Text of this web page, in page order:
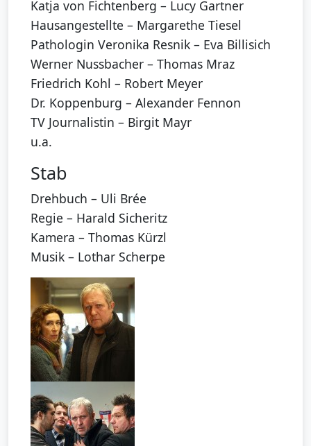
Katja von Fichtenberg – Lucy Gartner
Hausangestellte – Margarethe Tiesel
Pathologin Veronika Resnik – Eva Billisich
Werner Nussbacher – Thomas Mraz
Friedrich Kohl – Robert Meyer
Dr. Koppenburg – Alexander Fennon
TV Journalistin – Birgit Mayr
u.a.
Stab
Drehbuch – Uli Brée
Regie – Harald Sicheritz
Kamera – Thomas Kürzl
Musik – Lothar Scherpe